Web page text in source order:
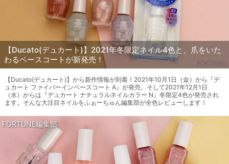
【Ducato(デュカート)】2021年冬限定ネイル4色と、爪をいた
わるベースコートが新発売！
【Ducato(デュカート)】から新作情報が到着！2021年10月1日（金）から『デ
ュカート ファイバーインベースコート A』が発売。そして2021年12月1日
（水）からは『デュカート ナチュラルネイルカラー N』冬限定4色が発売され
ます。そんな大注目ネイルをふぉーちゅん編集部が全色レビューします！
FORTUNE編集部